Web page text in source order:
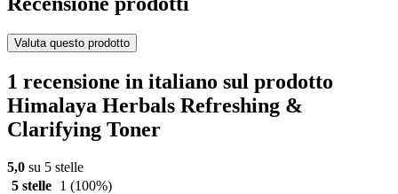
Valuta questo prodotto
1 recensione in italiano sul prodotto
Himalaya Herbals Refreshing &
Clarifying Toner
5,0 su 5 stelle
5 stelle
1 (100%)